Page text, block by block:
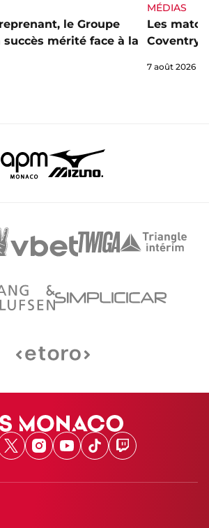
le Groupe
mérité face à la
MÉDIAS
Les
Coventry
7 août 2026
X Instagram
Youtube
TikTokTwitch